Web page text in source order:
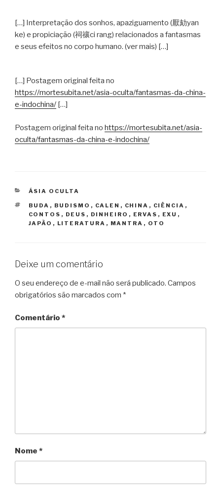
[…] Interpretação dos sonhos, apaziguamento (厭劾yan
ke) e propiciação (祠禳ci rang) relacionados a fantasmas
e seus efeitos no corpo humano. (ver mais) […]
[…] Postagem original feita no
https://mortesubita.net/asia-oculta/fantasmas-da-china-
e-indochina/ […]
Postagem original feita no https://mortesubita.net/asia-
oculta/fantasmas-da-china-e-indochina/
CATEGORIAS
ÁSIA OCULTA
TAGS
BUDA , BUDISMO , CALEN , CHINA , CIÊNCIA ,
CONTOS , DEUS , DINHEIRO , ERVAS , EXU ,
JAPÃO , LITERATURA , MANTRA , OTO
Deixe um comentário
O seu endereço de e-mail não será publicado. Campos
obrigatórios são marcados com *
Comentário *
Nome *